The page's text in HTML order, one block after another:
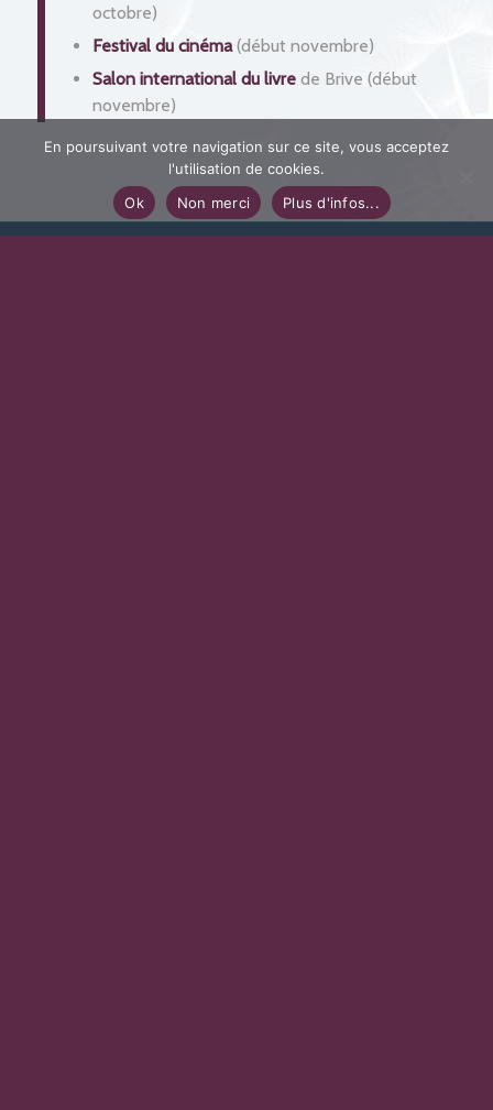
octobre)
Festival du cinéma(début novembre)
Salon international du livrede Brive (début
novembre)
En poursuivant votre navigation sur ce site, vous acceptez
l'utilisation de cookies.
Ok
Non merci Plus d'infos...